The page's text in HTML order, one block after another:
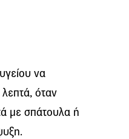
να
όταν
με σπάτουλα ή